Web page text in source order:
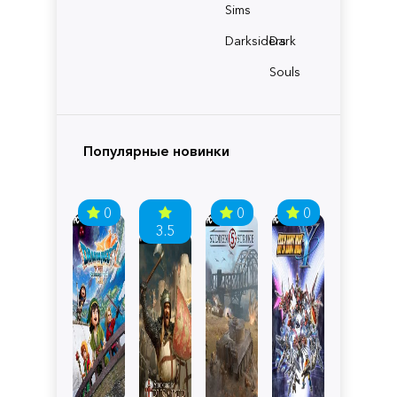
Sims
Darksiders
Dark
Souls
Популярные новинки
0
3.5
0 0